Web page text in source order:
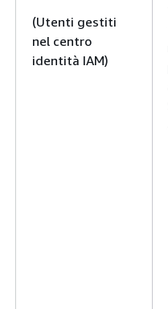
(Utenti gestiti
nel centro
identità IAM)